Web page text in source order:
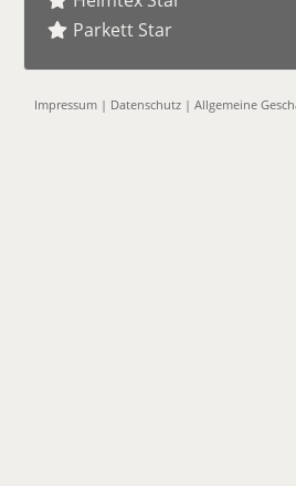
Parkett Star
Impressum | Datenschutz |Allgemeine